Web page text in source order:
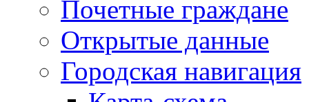
Почетные граждане
Открытые данные
Городская навигация